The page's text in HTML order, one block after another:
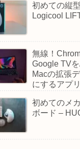
初めての縦
Logicool
無線！
Google TV
Macの拡張
にするアプ
初めてのメ
ボード –